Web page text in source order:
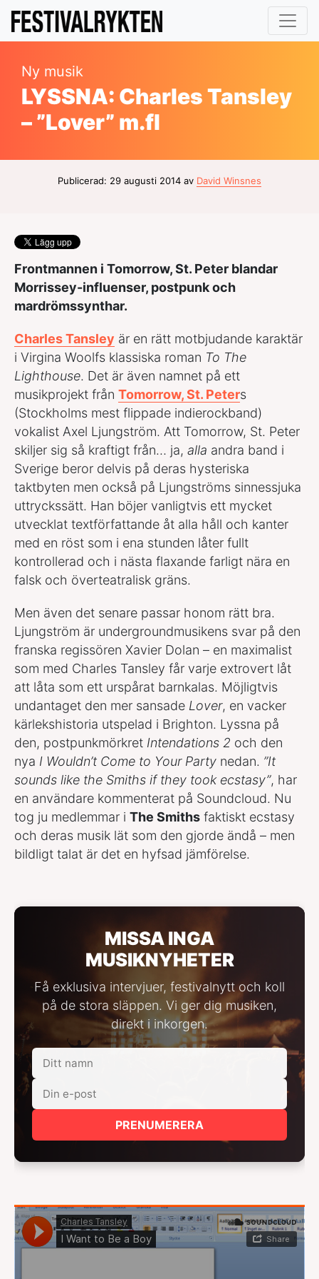
Ny musik
LYSSNA: Charles Tansley
– ”Lover” m.fl
Publicerad: 29 augusti 2014 av David Winsnes
Frontmannen i Tomorrow, St. Peter blandar
Morrissey-influenser, postpunk och
mardrömssynthar.
Charles Tansley är en rätt motbjudande karaktär
i Virgina Woolfs klassiska roman To The
Lighthouse. Det är även namnet på ett
musikprojekt från Tomorrow, St. Peters
(Stockholms mest flippade indierockband)
vokalist Axel Ljungström. Att Tomorrow, St. Peter
skiljer sig så kraftigt från… ja, alla andra band i
Sverige beror delvis på deras hysteriska
taktbyten men också på Ljungströms sinnessjuka
uttryckssätt. Han böjer vanligtvis ett mycket
utvecklat textförfattande åt alla håll och kanter
med en röst som i ena stunden låter fullt
kontrollerad och i nästa flaxande farligt nära en
falsk och överteatralisk gräns.
Men även det senare passar honom rätt bra.
Ljungström är undergroundmusikens svar på den
franska regissören Xavier Dolan – en maximalist
som med Charles Tansley får varje extrovert låt
att låta som ett urspårat barnkalas. Möjligtvis
undantaget den mer sansade Lover, en vacker
kärlekshistoria utspelad i Brighton. Lyssna på
den, postpunkmörkret Intendations 2 och den
nya I Wouldn’t Come to Your Party nedan. ”It
sounds like the Smiths if they took ecstasy”, har
en användare kommenterat på Soundcloud. Nu
tog ju medlemmar i The Smiths faktiskt ecstasy
och deras musik lät som den gjorde ändå – men
bildligt talat är det en hyfsad jämförelse.
MISSA INGA
MUSIKNYHETER
Få exklusiva intervjuer, festivalnytt och koll
på de stora släppen. Vi ger dig musiken,
direkt i inkorgen.
PRENUMERERA